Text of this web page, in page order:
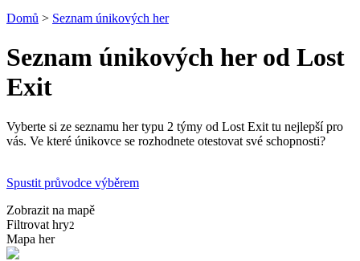
Domů > Seznam únikových her
Seznam únikových her od Lost
Exit
Vyberte si ze seznamu her typu 2 týmy od Lost Exit tu nejlepší pro
vás. Ve které únikovce se rozhodnete otestovat své schopnosti?
Spustit průvodce výběrem
Zobrazit na mapě
Filtrovat hry2
Mapa her